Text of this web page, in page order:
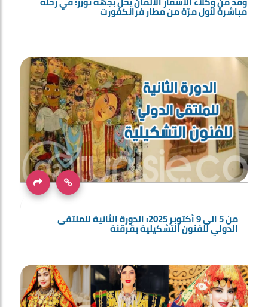
مباشرة لأول مرّة من مطار فرانكفورت
من 5 الى 9 أكتوبر 2025: الدورة الثانية للملتقى
الدولي للفنون التشكيلية بقرقنة